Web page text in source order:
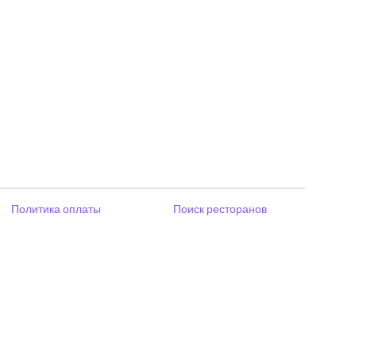
Политика оплаты Поиск ресторанов